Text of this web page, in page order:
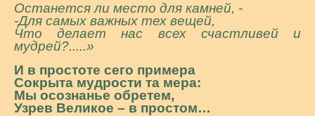
Останется ли место для камней, -
-Для самых важных тех вещей,
Что делает нас всех счастливей и
мудрей?.....»
И в простоте сего примера
Сокрыта мудрости та мера:
Мы осознанье обретем,
Узрев Великое – в простом…